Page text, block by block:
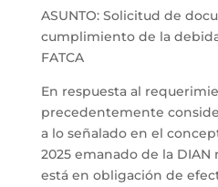
ASUNTO: Solicitud de
cumplimiento de la
FATCA
En respuesta al
precedentemente
a lo señalado en el
2025 emanado de la
está en obligación de